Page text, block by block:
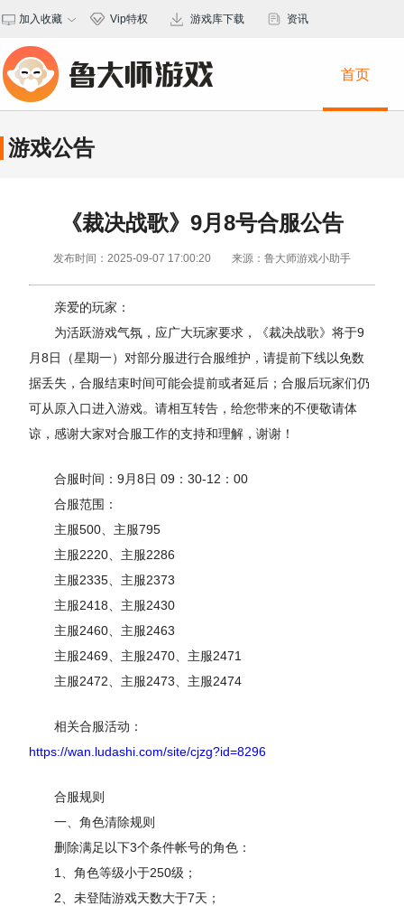
加入收藏
Vip特权 游戏库下载 资讯
首页
游戏公告
《裁决战歌》9月8号合服公告
发布时间：2025-09-07 17:00:20 来源：鲁大师游戏小助手
亲爱的玩家：
为活跃游戏气氛，应广大玩家要求，《裁决战歌》将于9
月8日（星期一）对部分服进行合服维护，请提前下线以免数
据丢失，合服结束时间可能会提前或者延后；合服后玩家们仍
可从原入口进入游戏。请相互转告，给您带来的不便敬请体
谅，感谢大家对合服工作的支持和理解，谢谢！
合服时间：9月8日 09：30-12：00
合服范围：
主服500、主服795
主服2220、主服2286
主服2335、主服2373
主服2418、主服2430
主服2460、主服2463
主服2469、主服2470、主服2471
主服2472、 主服2473、 主服2474
相关合服活动：
https://wan.ludashi.com/site/cjzg?id=8296
合服规则
一、角色清除规则
删除满足以下3个条件帐号的角色：
1、角色等级小于250级；
2、未登陆游戏天数大于7天；